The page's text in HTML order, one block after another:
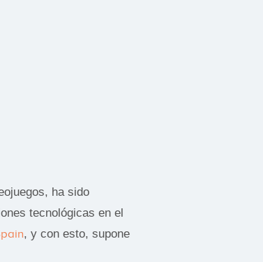
ha sido
tecnológicas en el
, y con esto, supone